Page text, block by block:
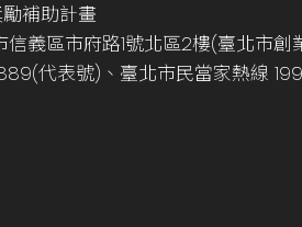
補助計畫
信義區市府路1號北區2樓(臺北市
代表號)、臺北市民當家熱線